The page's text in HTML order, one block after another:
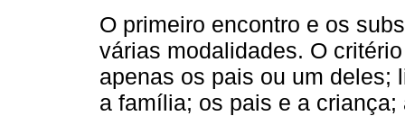
O primeiro encontro e os
várias modalidades. O
apenas os pais ou um deles;
a família; os pais e a